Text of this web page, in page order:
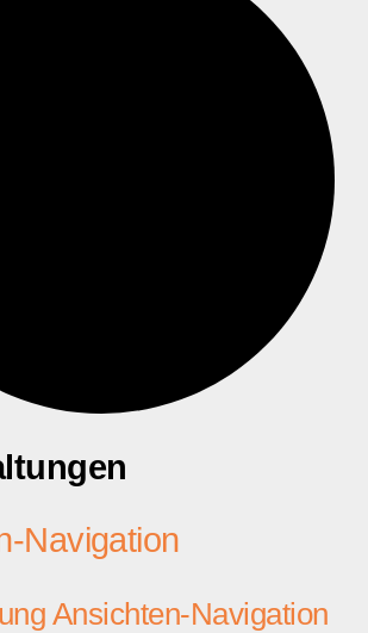
Navigation
Ansichten-Navigation